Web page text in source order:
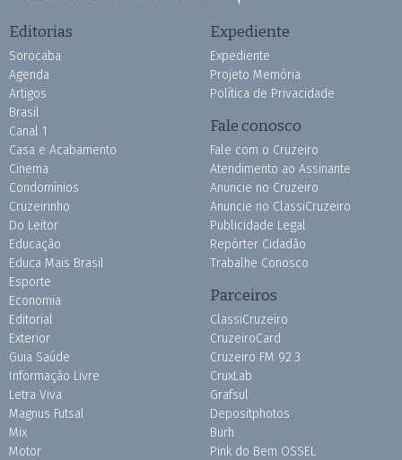
Editorias
Sorocaba
Agenda
Artigos
Brasil
Canal 1
Casa e Acabamento
Cinema
Condomínios
Cruzeirinho
Do Leitor
Educação
Educa Mais Brasil
Esporte
Economia
Editorial
Exterior
Guia Saúde
Informação Livre
Letra Viva
Magnus Futsal
Mix
Motor
Expediente
Expediente
Projeto Memória
Política de Privacidade
Fale conosco
Fale com o Cruzeiro
Atendimento ao Assinante
Anuncie no Cruzeiro
Anuncie no ClassiCruzeiro
Publicidade Legal
Repórter Cidadão
Trabalhe Conosco
Parceiros
ClassiCruzeiro
CruzeiroCard
Cruzeiro FM 92.3
CruxLab
Grafsul
Depositphotos
Burh
Pink do Bem OSSEL